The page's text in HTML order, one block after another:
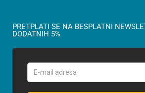
PRETPLATI SE NA BESPLATNI
DODATNIH 5%